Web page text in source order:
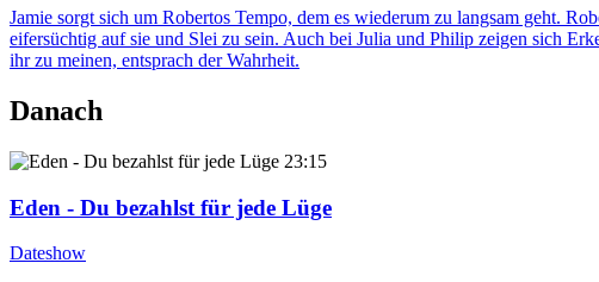
Jamie sorgt sich um Robertos Tempo, dem es wiederum zu langsam geht.
eifersüchtig auf sie und Slei zu sein. Auch bei Julia und Philip zeigen sich
ihr zu meinen, entsprach der Wahrheit.
Danach
23:15
Eden - Du bezahlst für jede Lüge
Dateshow